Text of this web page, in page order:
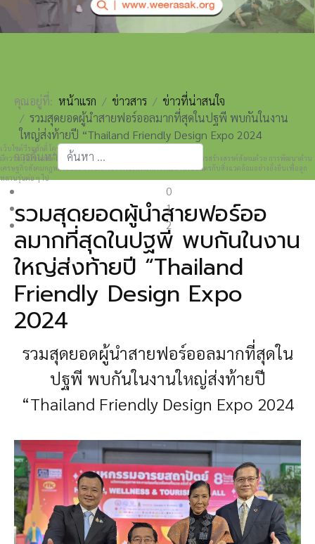
เว็บไซต์วีระศักดิ์ โควสุรัตน์ www.weerasak.org
มีความมุ่งมั่นเเละตั้งใจในการเผยแพร่เรื่องราวความรู้ความเข้าใจในการสร้างสรรค์สังคมด้วย การพัฒนาด้าน
เศรษฐกิจสังคมกฎหมายและการปกครอง เพื่อให้เกิดการพัฒนาที่เป็นมิตรกับสิ่งแวดล้อมอย่างยั่งยืนเพื่อลูก
หลานรุ่นต่อ ๆ ไป
0
1
2
คุณอยู่ที่: หน้าแรก ข่าวสาร
ข่าวที่น่าสนใจ
รวมสุดยอดผู้นำสายฟอร์ออลมากที่สุดในปฐพี พบกันในงาน
ใหญ่ส่งท้ายปี “Thailand Friendly Design Expo 2024
การค้นหา
Type 2 or more characters for results.
รวมสุดยอดผู้นำสายฟอร์ออ
ลมากที่สุดในปฐพี พบกันในงาน
ใหญ่ส่งท้ายปี “Thailand
Friendly Design Expo
2024
รวมสุดยอดผู้นำสายฟอร์ออลมากที่สุดใน
ปฐพี พบกันในงานใหญ่ส่งท้ายปี
“Thailand Friendly Design Expo 2024